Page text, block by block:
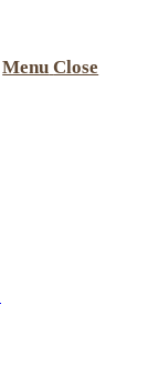
MenuClose